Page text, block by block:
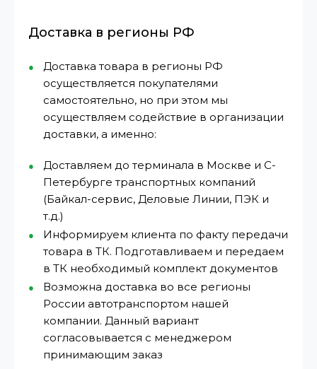
Доставка в регионы РФ
Доставка товара в регионы РФ
осуществляется покупателями
самостоятельно, но при этом мы
осуществляем содействие в организации
доставки, а именно:
Доставляем до терминала в Москве и С-
Петербурге транспортных компаний
(Байкал-сервис, Деловые Линии, ПЭК и
т.д.)
Информируем клиента по факту передачи
товара в ТК. Подготавливаем и передаем
в ТК необходимый комплект документов
Возможна доставка во все регионы
России автотранспортом нашей
компании. Данный вариант
согласовывается с менеджером
принимающим заказ